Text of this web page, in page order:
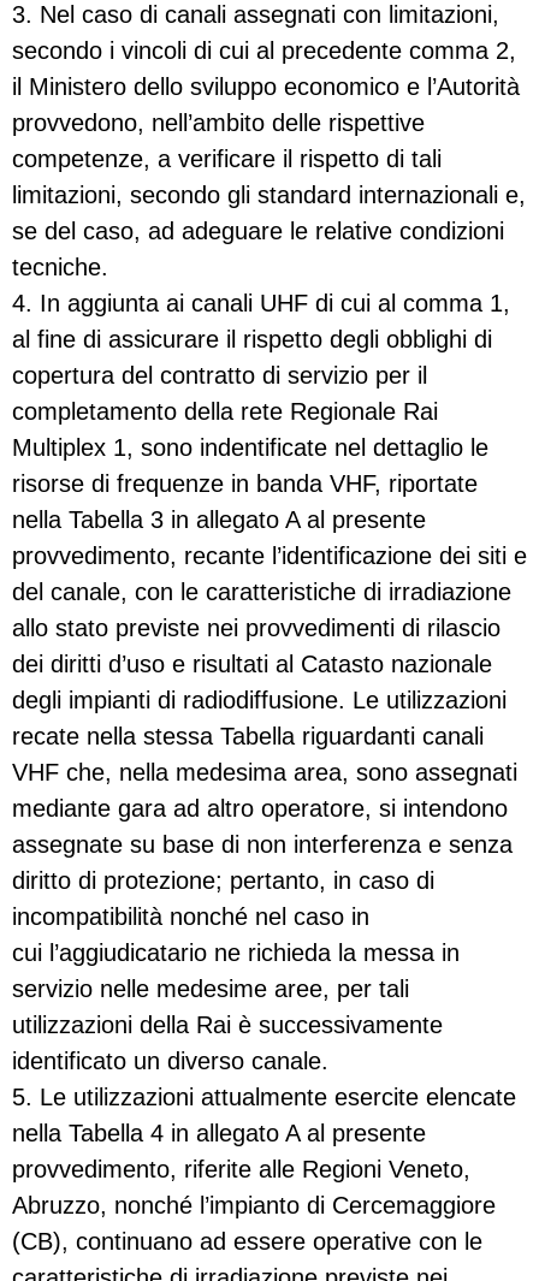
3. Nel caso di canali assegnati con limitazioni,
secondo i vincoli di cui al precedente comma 2,
il Ministero dello sviluppo economico e l’Autorità
provvedono, nell’ambito delle rispettive
competenze, a verificare il rispetto di tali
limitazioni, secondo gli standard internazionali e,
se del caso, ad adeguare le relative condizioni
tecniche.
4. In aggiunta ai canali UHF di cui al comma 1,
al fine di assicurare il rispetto degli obblighi di
copertura del contratto di servizio per il
completamento della rete Regionale Rai
Multiplex 1, sono indentificate nel dettaglio le
risorse di frequenze in banda VHF, riportate
nella Tabella 3 in allegato A al presente
provvedimento, recante l’identificazione dei siti e
del canale, con le caratteristiche di irradiazione
allo stato previste nei provvedimenti di rilascio
dei diritti d’uso e risultati al Catasto nazionale
degli impianti di radiodiffusione. Le utilizzazioni
recate nella stessa Tabella riguardanti canali
VHF che, nella medesima area, sono assegnati
mediante gara ad altro operatore, si intendono
assegnate su base di non interferenza e senza
diritto di protezione; pertanto, in caso di
incompatibilità nonché nel caso in
cui l’aggiudicatario ne richieda la messa in
servizio nelle medesime aree, per tali
utilizzazioni della Rai è successivamente
identificato un diverso canale.
5. Le utilizzazioni attualmente esercite elencate
nella Tabella 4 in allegato A al presente
provvedimento, riferite alle Regioni Veneto,
Abruzzo, nonché l’impianto di Cercemaggiore
(CB), continuano ad essere operative con le